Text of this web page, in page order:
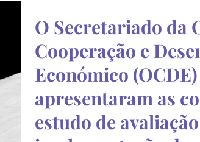
O Secretariado da
Cooperação e
Económico
apresentaram as
estudo de